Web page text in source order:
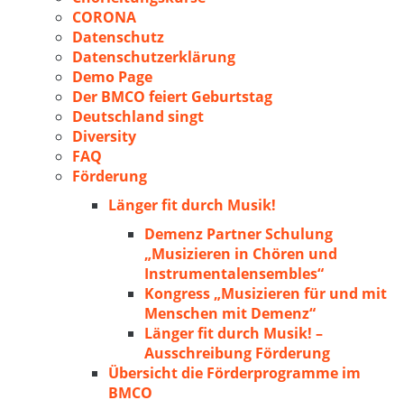
CORONA
Datenschutz
Datenschutzerklärung
Demo Page
Der BMCO feiert Geburtstag
Deutschland singt
Diversity
FAQ
Förderung
Länger fit durch Musik!
Demenz Partner Schulung
„Musizieren in Chören und
Instrumentalensembles“
Kongress „Musizieren für und mit
Menschen mit Demenz“
Länger fit durch Musik! –
Ausschreibung Förderung
Übersicht die Förderprogramme im
BMCO